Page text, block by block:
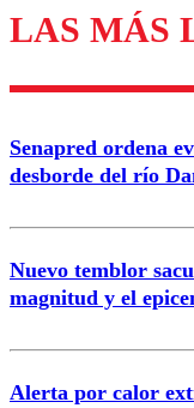
LAS MÁS
Senapred ordena
desborde del río
Nuevo temblor
magnitud y el
Alerta por calor